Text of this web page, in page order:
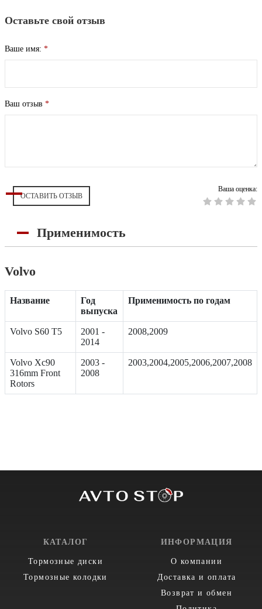
Оставьте свой отзыв
Ваше имя: *
Ваш отзыв *
ОСТАВИТЬ ОТЗЫВ
Ваша оценка:
Применимость
Volvo
Название
Год
выпуска
Применимость по годам
Volvo S60 T5
2001 -
2014
2008,2009
Volvo Xc90
316mm Front
Rotors
2003 -
2008
2003,2004,2005,2006,2007,2008
КАТАЛОГ
Тормозные диски
Тормозные колодки
ИНФОРМАЦИЯ
О компании
Доставка и оплата
Возврат и обмен